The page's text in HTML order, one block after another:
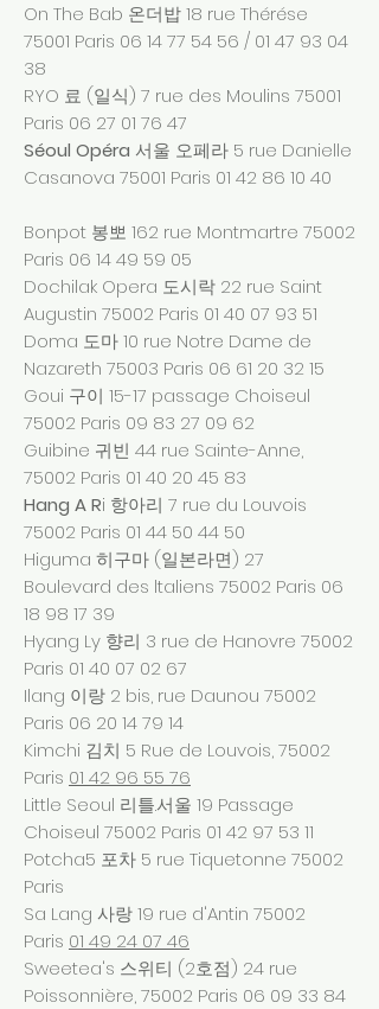
On The Bab 온더밥 18 rue Thérése
75001 Paris 06 14 77 54 56 / 01 47 93 04
38
RYO 료 (일식) 7 rue des Moulins 75001
Paris 06 27 01 76 47
Séoul Opéra 서울 오페라 5 rue Danielle
Casanova 75001 Paris 01 42 86 10 40
Bonpot 봉뽀 162 rue Montmartre 75002
Paris 06 14 49 59 05
Dochilak Opera 도시락 22 rue Saint
Augustin 75002 Paris 01 40 07 93 51
Doma 도마 10 rue Notre Dame de
Nazareth 75003 Paris 06 61 20 32 15
Goui 구이 15-17 passage Choiseul
75002 Paris 09 83 27 09 62
Guibine 귀빈 44 rue Sainte-Anne,
75002 Paris 01 40 20 45 83
Hang A Ri 항아리 7 rue du Louvois
75002 Paris 01 44 50 44 50
Higuma 히구마 (일본라면) 27
Boulevard des ltaliens 75002 Paris 06
18 98 17 39
Hyang Ly 향리 3 rue de Hanovre 75002
Paris 01 40 07 02 67
Ilang 이랑 2 bis, rue Daunou 75002
Paris 06 20 14 79 14
Kimchi 김치 5 Rue de Louvois, 75002
Paris 01 42 96 55 76
Little Seoul 리틀.서울 19 Passage
Choiseul 75002 Paris 01 42 97 53 11
Potcha5 포차 5 rue Tiquetonne 75002
Paris
Sa Lang 사랑 19 rue d'Antin 75002
Paris 01 49 24 07 46
Sweetea's 스위티 (2호점) 24 rue
Poissonnière, 75002 Paris 06 09 33 84